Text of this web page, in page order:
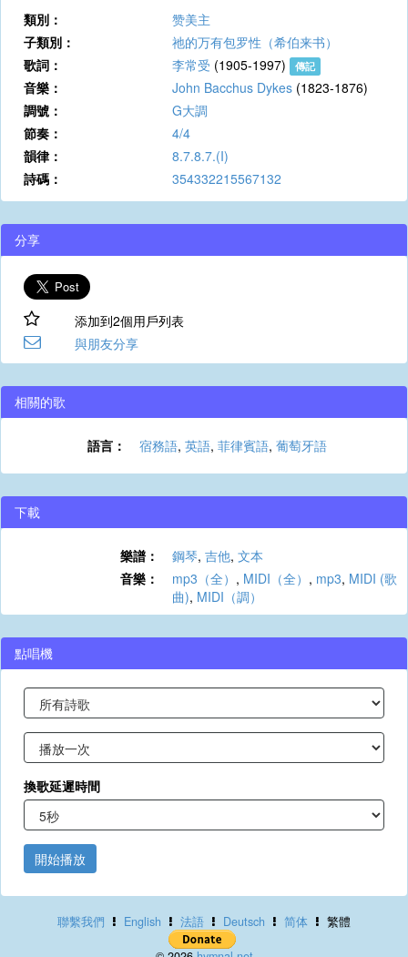
類別：
赞美主
子類別：
祂的万有包罗性（希伯来书）
歌詞：
李常受 (1905-1997) 傳記
音樂： John Bacchus Dykes (1823-1876)
調號：
G大調
節奏：
4/4
韻律：
8.7.8.7.(I)
詩碼：
354332215567132
分享
添加到2個用戶列表
與朋友分享
相關的歌
語言： 宿務語, 英語, 菲律賓語, 葡萄牙語
下載
樂譜： 鋼琴, 吉他, 文本
音樂：
mp3（全） , MIDI（全） , mp3, MIDI (歌
曲), MIDI（調）
點唱機
換歌延遲時間
開始播放
聯繫我們 English 法語 Deutsch 简体 繁體